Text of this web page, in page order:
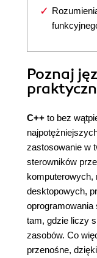
Poznaj
C++ to bez
zastosowanie w
sterowników
komputerowych,
desktopowych,
oprogramowania
tam, gdzie liczy
zasobów. Co
przenośne,